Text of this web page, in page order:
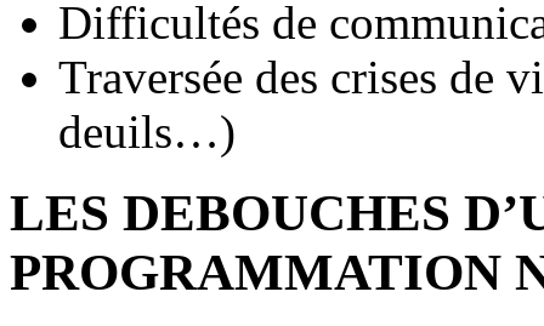
Difficultés de
Traversée des crises de
deuils…)
LES DEBOUCHES
PROGRAMMATION